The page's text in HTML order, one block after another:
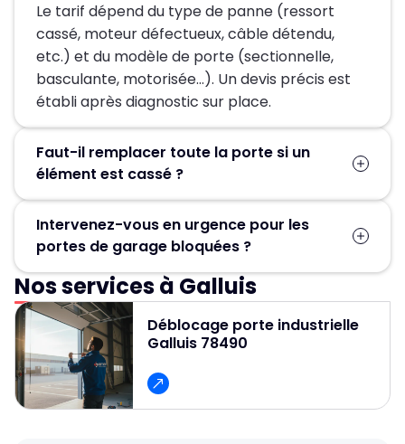
Le tarif dépend du type de panne (ressort
cassé, moteur défectueux, câble détendu,
etc.) et du modèle de porte (sectionnelle,
basculante, motorisée…). Un devis précis est
établi après diagnostic sur place.
Faut-il remplacer toute la porte si un
élément est cassé ?
les pièces défectueuses (ressort, moteur,
câbles, rails) sont remplacées, ce qui permet
d’éviter un changement complet de la porte.
Intervenez-vous en urgence pour les
portes de garage bloquées ?
Oui, un service d’urgence est disponible
24h/24 et 7j/7 pour débloquer et réparer
rapidement les portes de garage.
Nos services à Galluis
Déblocage porte industrielle
Galluis 78490